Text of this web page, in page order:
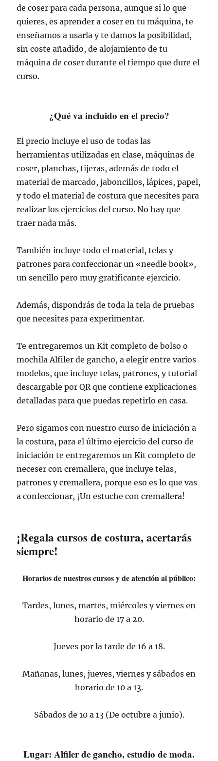
de coser para cada persona, aunque si lo que
quieres, es aprender a coser en tu máquina, te
enseñamos a usarla y te damos la posibilidad,
sin coste añadido, de alojamiento de tu
máquina de coser durante el tiempo que dure el
curso.
¿Qué va incluido en el precio?
El precio incluye el uso de todas las
herramientas utilizadas en clase, máquinas de
coser, planchas, tijeras, además de todo el
material de marcado, jaboncillos, lápices, papel,
y todo el material de costura que necesites para
realizar los ejercicios del curso. No hay que
traer nada más.
También incluye todo el material, telas y
patrones para confeccionar un «needle book»,
un sencillo pero muy gratificante ejercicio.
Además, dispondrás de toda la tela de pruebas
que necesites para experimentar.
Te entregaremos un Kit completo de bolso o
mochila Alfiler de gancho, a elegir entre varios
modelos, que incluye telas, patrones, y tutorial
descargable por QR que contiene explicaciones
detalladas para que puedas repetirlo en casa.
Pero sigamos con nuestro curso de iniciación a
la costura, para el último ejercicio del curso de
iniciación te entregaremos un Kit completo de
neceser con cremallera, que incluye telas,
patrones y cremallera, porque eso es lo que vas
a confeccionar, ¡Un estuche con cremallera!
¡Regala cursos de costura, acertarás
siempre!
Horarios de nuestros cursos y de atención al público:
Tardes, lunes, martes, miércoles y viernes en
horario de 17 a 20.
Jueves por la tarde de 16 a 18.
Mañanas, lunes, jueves, viernes y sábados en
horario de 10 a 13.
Sábados de 10 a 13 (De octubre a junio).
Lugar: Alfiler de gancho, estudio de moda.